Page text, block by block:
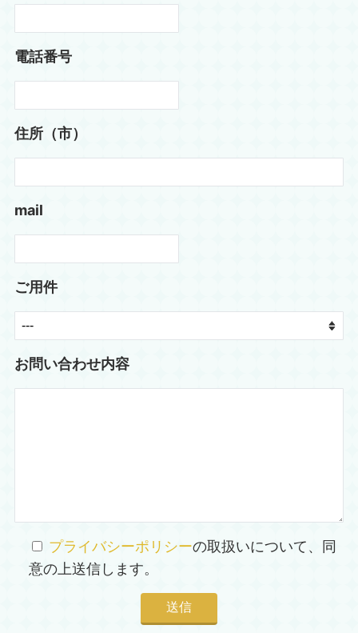
電話番号
住所（市）
mail
ご用件
お問い合わせ内容
プライバシーポリシーの取扱いについて、同
意の上送信します。